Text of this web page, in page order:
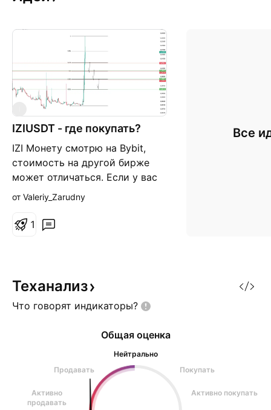
IZIUSDT - где покупать?
IZI Монету смотрю на Bybit,
стоимость на другой бирже
может отличаться. Если у вас
отличается, тогда вам лучше не
зеленая линия "покупка" 🔴 -
с плечом, сейчас только
спотовая торговля.
от Valeriy_Zarudny
1
Все
Теханализ
Что говорят индикаторы?
Общая оценка
Нейтрально
Продавать
Покупать
Активно
продавать
Активно покупать